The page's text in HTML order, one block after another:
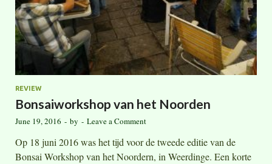
REVIEW
Bonsaiworkshop van het Noorden
June 19, 2016 - by - Leave a Comment
Op 18 juni 2016 was het tijd voor de tweede editie van de
Bonsai Workshop van het Noordern, in Weerdinge. Een korte